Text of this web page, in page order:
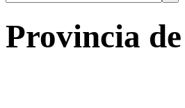
Provincia